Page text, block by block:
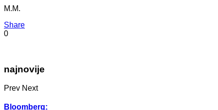
M.M.
Share
0
najnovije
Prev Next
Bloomberg: